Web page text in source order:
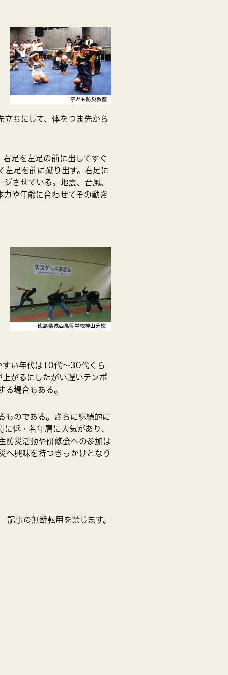
ちにして、体をつま先から
足を左足の前に出してすぐ
左足を前に蹴り出す。右足に
させている。地震、台風、
や年齢に合わせてその動き
すい年代は10代～30代くら
がるにしたがい遅いテンポ
場合もある。
ものである。さらに継続的に
低・若年層に人気があり、
防災活動や研修会への参加は
へ興味を持つきっかけとなり
事の無断転用を禁じます。